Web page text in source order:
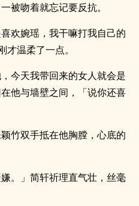
被吻着就忘记要反抗。
欢婉瑶，我干嘛打我自己的
温柔了一点。
今天我带回来的女人就会是
他与墙壁之间，「说你还喜
竹双手抵在他胸膛，心底的
。」简轩祈理直气壮，丝毫